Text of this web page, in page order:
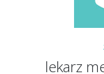
lekarz